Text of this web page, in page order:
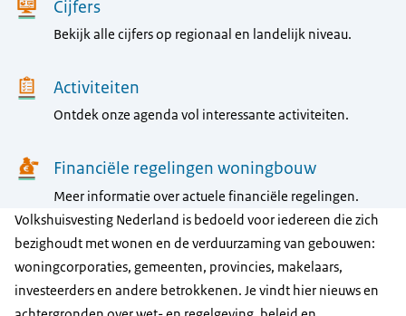
Cijfers
Bekijk alle cijfers op regionaal en landelijk niveau.
Activiteiten
Ontdek onze agenda vol interessante activiteiten.
Financiële regelingen woningbouw
Meer informatie over actuele financiële regelingen.
Volkshuisvesting Nederland is bedoeld voor iedereen die zich
bezighoudt met wonen en de verduurzaming van gebouwen:
woningcorporaties, gemeenten, provincies, makelaars,
investeerders en andere betrokkenen. Je vindt hier nieuws en